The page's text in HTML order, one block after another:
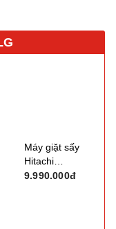
Máy giặt sấy
Hitachi
Inverter BD-
9.990.000đ